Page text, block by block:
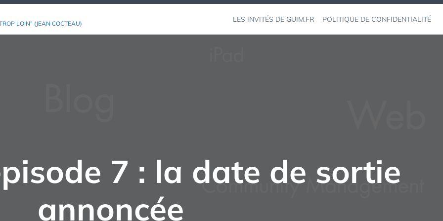
LOIN" (JEAN COCTEAU) LES INVITÉS DE GUIM.FR POLITIQUE DE CONFIDENTIALITÉ
7 : la date de sortie
annoncée